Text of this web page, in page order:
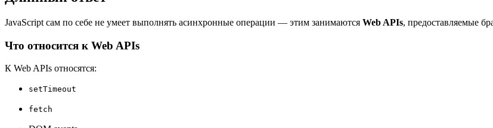
JavaScript сам по себе не умеет выполнять асинхронные операции — этим занимаются Web APIs, предоставляемые
Что относится к Web APIs
К Web APIs относятся:
setTimeout
fetch